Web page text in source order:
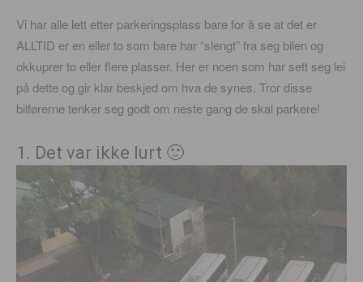
Vi har alle lett etter parkeringsplass bare for å se at det er
ALLTID er en eller to som bare har “slengt” fra seg bilen og
okkuprer to eller flere plasser. Her er noen som har sett seg lei
på dette og gir klar beskjed om hva de synes. Tror disse
bilførerne tenker seg godt om neste gang de skal parkere!
1. Det var ikke lurt 🙂